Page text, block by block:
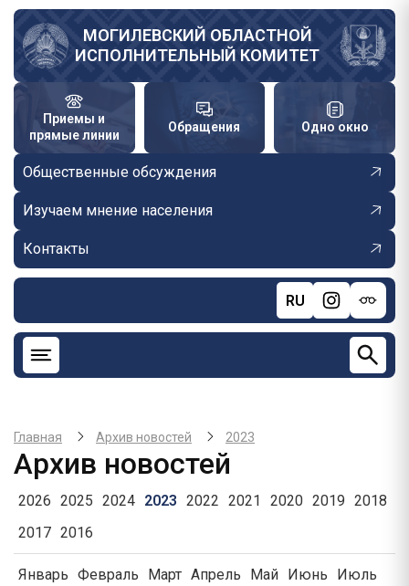
Перейти
основному
содержанию
МОГИЛЕВСКИЙ ОБЛАСТНОЙ
ИСПОЛНИТЕЛЬНЫЙ КОМИТЕТ
Приемы и
прямые линии
Обращения Одно окно
Общественные обсуждения
Изучаем мнение населения
Контакты
RU
Главная Архив новостей 2023
Архив новостей
2026 2025 2024 2023 2022 2021 2020 2019 2018
2017 2016
Январь Февраль Март Апрель Май Июнь
Июль